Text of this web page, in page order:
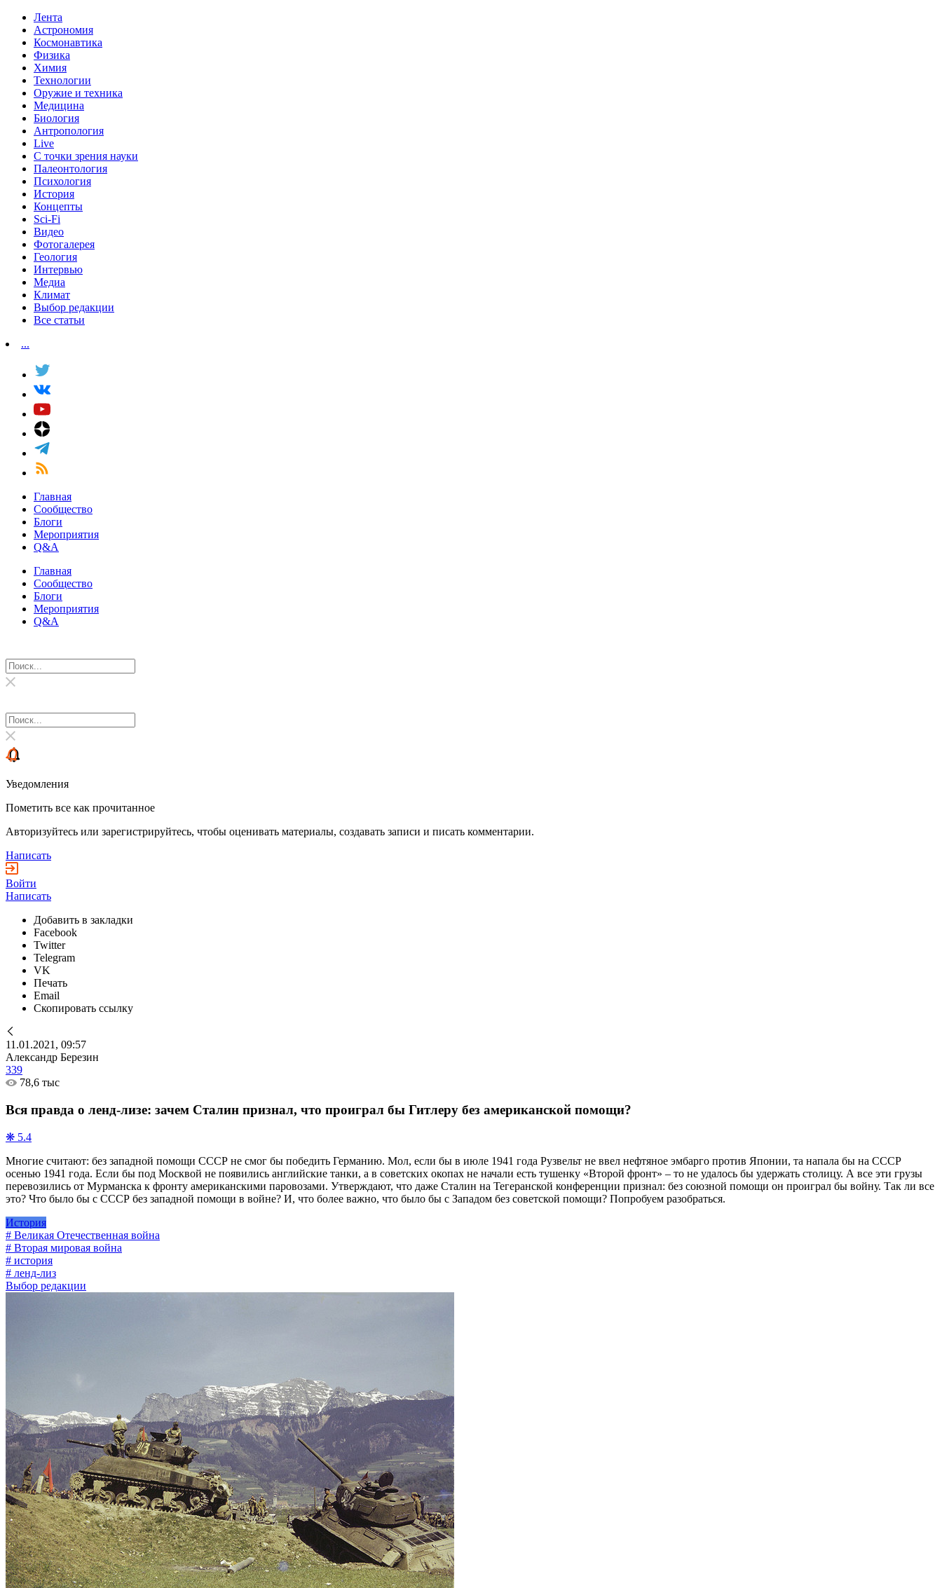
Лента
Астрономия
Космонавтика
Физика
Химия
Технологии
Оружие и техника
Медицина
Биология
Антропология
Live
С точки зрения науки
Палеонтология
Психология
История
Концепты
Sci-Fi
Видео
Фотогалерея
Геология
Интервью
Медиа
Климат
Выбор редакции
Все статьи
...
Главная
Сообщество
Блоги
Мероприятия
Q&A
Главная
Сообщество
Блоги
Мероприятия
Q&A
Уведомления
Пометить все как прочитанное
Авторизуйтесь или зарегистрируйтесь, чтобы оценивать материалы, создавать записи и писать комментарии.
Написать
Войти
Написать
Добавить в закладки
Facebook
Twitter
Telegram
VK
Печать
Email
Скопировать ссылку
11.01.2021, 09:57
Александр Березин
339
78,6 тыс
Вся правда о ленд-лизе: зачем Сталин признал, что проиграл бы Гитлеру без американской помощи?
❋ 5.4
Многие считают: без западной помощи СССР не смог бы победить Германию. Мол, если бы в июле 1941 года Рузвельт не ввел нефтяное эмбарго против Японии, та напала бы на СССР
осенью 1941 года. Если бы под Москвой не появились английские танки, а в советских окопах не начали есть тушенку «Второй фронт» – то не удалось бы удержать столицу. А все эти грузы
перевозились от Мурманска к фронту американскими паровозами. Утверждают, что даже Сталин на Тегеранской конференции признал: без союзной помощи он проиграл бы войну. Так ли все
это? Что было бы с СССР без западной помощи в войне? И, что более важно, что было бы с Западом без советской помощи? Попробуем разобраться.
История
# Великая Отечественная война
# Вторая мировая война
# история
# ленд-лиз
Выбор редакции